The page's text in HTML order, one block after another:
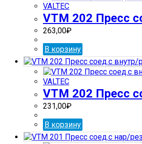
VALTEC
VTM 202 Пресс
263,00₽
В корзину
VALTEC
VTM 202 Пресс
231,00₽
В корзину